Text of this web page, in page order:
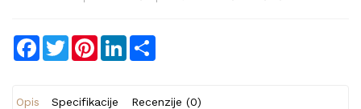
Facebook
TwitterPinterestLinkedIn
Opis Specifikacije Recenzije (0)